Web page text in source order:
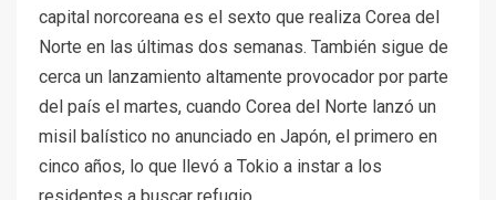
capital norcoreana es el sexto que realiza Corea del
Norte en las últimas dos semanas. También sigue de
cerca un lanzamiento altamente provocador por parte
del país el martes, cuando Corea del Norte lanzó un
misil balístico no anunciado en Japón, el primero en
cinco años, lo que llevó a Tokio a instar a los